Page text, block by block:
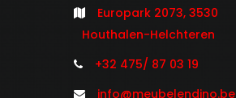
Europark 2073, 3530
Houthalen-Helchteren
+32 475/ 87 03 19
info@meubelendino.be